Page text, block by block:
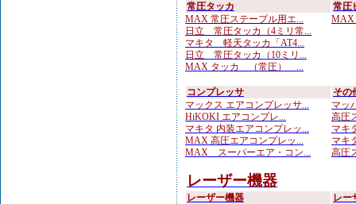
常圧タッカ
MAX 常圧ステープル用エ...
日立 常圧タッカ（4ミリ常...
マキタ 軽天タッカ「AT4...
日立 常圧タッカ（10ミリ...
MAX タッカ （常圧） ...
常圧
MAX
コンプレッサ
マックス エアコンプレッサ...
HiKOKI エアコンプレ...
マキタ 内装エアコンプレッ...
MAX 高圧エアコンプレッ...
MAX スーパーエア・コン...
その
マッ
高圧
マキ
マキ
高圧
レーザー機器
レーザー機器
レー